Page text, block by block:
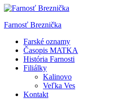
Skip
content
Farnosť Breznička
Farské oznamy
Časopis MATKA
História Farnosti
Filiálky
Kalinovo
Veľka Ves
Kontakt